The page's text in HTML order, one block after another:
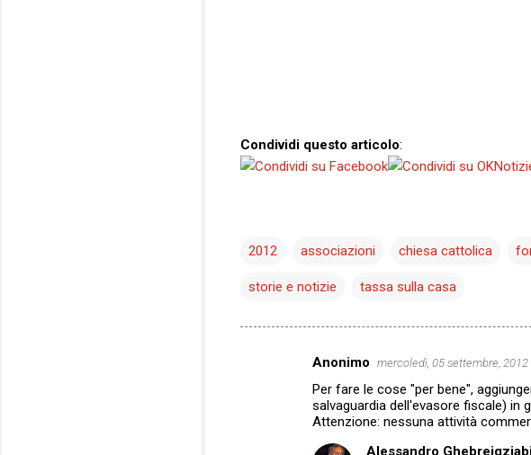
Condividi questo articolo:
2012 associazioni chiesa cattolica
storie e notizie tassa sulla casa
Anonimo mercoledì, 05 settembre, 2012
Per fare le cose "per bene",
salvaguardia dell'evasore fiscale) in
Attenzione: nessuna attività
Alessandro